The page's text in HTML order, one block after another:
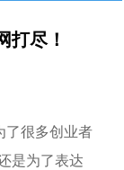
打尽！
了很多创业者
是为了表达